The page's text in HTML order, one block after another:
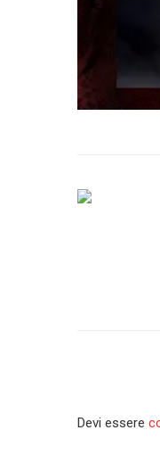
Devi essere